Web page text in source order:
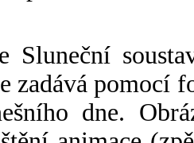
Sluneční
zadává pomocí
dne.